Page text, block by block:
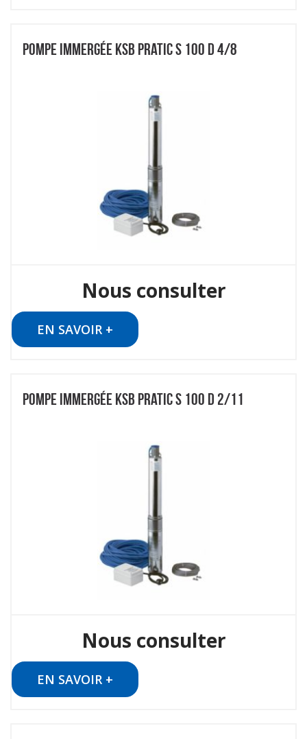
POMPE IMMERGÉE KSB PRATIC S 100 D 4/8
Nous consulter
EN SAVOIR +
POMPE IMMERGÉE KSB PRATIC S 100 D 2/11
Nous consulter
EN SAVOIR +